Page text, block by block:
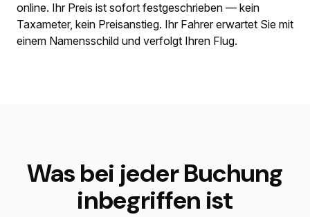
online. Ihr Preis ist sofort festgeschrieben — kein
Taxameter, kein Preisanstieg. Ihr Fahrer erwartet Sie mit
einem Namensschild und verfolgt Ihren Flug.
Was bei jeder Buchung
inbegriffen ist